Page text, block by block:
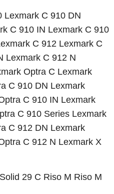
Lexmark C 910 DN
C 910 IN Lexmark C 910
C 912 Lexmark C
Lexmark C 912 N
Optra C Lexmark
C 910 DN Lexmark
C 910 IN Lexmark
C 910 Series Lexmark
C 912 DN Lexmark
C 912 N Lexmark X
29 C Riso M Riso M